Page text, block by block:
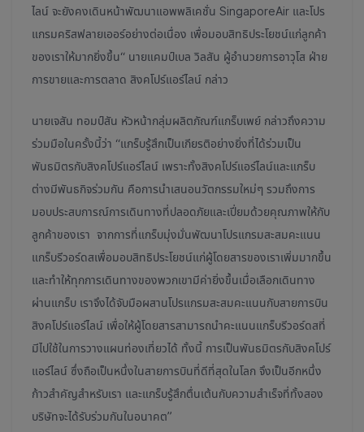
ไลน์ จะยังคงเดินหน้าพัฒนาแอพพลิเคชั่น SingaporeAir และโปร
แกรมคริสฟลายเออร์อย่างต่อเนื่อง เพื่อมอบสิทธิประโยชน์แก่ลูกค้า
ของเราให้มากยิ่งขึ้น“ นายแคมป์เบล วิลสัน ผู้อำนวยการอาวุโส ฝ่าย
การขายและการตลาด สิงคโปร์แอร์ไลน์ กล่าว
นายเจสัน ทอมป์สัน หัวหน้ากลุ่มผลิตภัณฑ์แกร็บเพย์ กล่าวถึงความ
ร่วมมือในครั้งนี้ว่า “แกร็บรู้สึกเป็นเกียรติอย่างยิ่งที่ได้ร่วมเป็น
พันธมิตรกับสิงคโปร์แอร์ไลน์ เพราะทั้งสิงคโปร์แอร์ไลน์และแกร็บ
ต่างมีพันธกิจร่วมกัน คือการนำเสนอนวัตกรรมใหม่ๆ รวมถึงการ
มอบประสบการณ์การเดินทางที่ปลอดภัยและเปี่ยมด้วยคุณภาพให้กับ
ลูกค้าของเรา จากการที่แกร็บมุ่งมั่นพัฒนาโปรแกรมสะสมคะแนน
แกร็บรีวอร์ดสเพื่อมอบสิทธิประโยชน์แก่ผู้โดยสารของเราเพิ่มมากขึ้น
และทำให้ทุกการเดินทางของพวกเขามีค่ายิ่งขึ้นเมื่อเลือกเดินทาง
ผ่านแกร็บ เราจึงได้จับมือผสานโปรแกรมสะสมคะแนนกับสายการบิน
สิงคโปร์แอร์ไลน์ เพื่อให้ผู้โดยสารสามารถนำคะแนนแกร็บรีวอร์ดสที่
มีไปใช้ในการวางแผนท่องเที่ยวได้ ทั้งนี้ การเป็นพันธมิตรกับสิงคโปร์
แอร์ไลน์ ซึ่งถือเป็นหนึ่งในสายการบินที่ดีที่สุดในโลก จึงเป็นอีกหนึ่ง
ก้าวสำคัญสำหรับเรา และแกร็บรู้สึกตื่นเต้นกับความสำเร็จที่ทั้งสอง
บริษัทจะได้รับร่วมกันในอนาคต”